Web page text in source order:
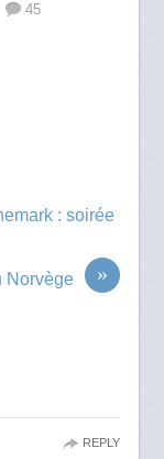
45
: soirée
»
Norvège
REPLY